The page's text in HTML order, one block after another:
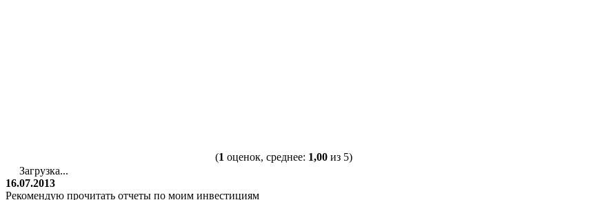
(1 оценок, среднее: 1,00 из 5)
Загрузка...
16.07.2013
Рекомендую прочитать отчеты по моим инвестициям